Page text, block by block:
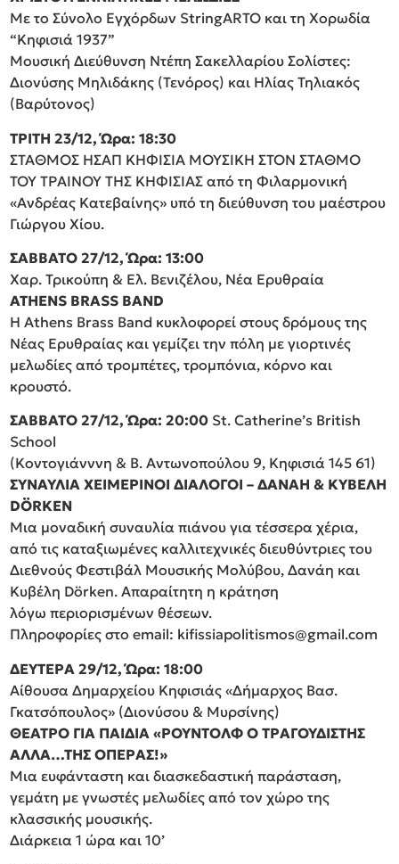
Με το Σύνολο Εγχόρδων StringARTO και τη Χορωδία
“Κηφισιά 1937”
Μουσική Διεύθυνση Ντέπη Σακελλαρίου Σολίστες:
Διονύσης Μηλιδάκης (Τενόρος) και Ηλίας Τηλιακός
(Βαρύτονος)
ΤΡΙΤΗ 23/12, Ώρα: 18:30
ΣΤΑΘΜΟΣ ΗΣΑΠ ΚΗΦΙΣΙΑ ΜΟΥΣΙΚΗ ΣΤΟΝ ΣΤΑΘΜΟ
ΤΟΥ ΤΡΑΙΝΟΥ ΤΗΣ ΚΗΦΙΣΙΑΣ από τη Φιλαρμονική
«Ανδρέας Κατεβαίνης» υπό τη διεύθυνση του μαέστρου
Γιώργου Χίου.
ΣΑΒΒΑΤΟ 27/12, Ώρα: 13:00
Χαρ. Τρικούπη & Ελ. Βενιζέλου, Νέα Ερυθραία
ATHENS BRASS BAND
Η Athens Brass Band κυκλοφορεί στους δρόμους της
Νέας Ερυθραίας και γεμίζει την πόλη με γιορτινές
μελωδίες από τρομπέτες, τρομπόνια, κόρνο και
κρουστό.
ΣΑΒΒΑΤΟ 27/12, Ώρα: 20:00 St. Catherine’s British
School
(Κοντογιάνννη & Β. Αντωνοπούλου 9, Κηφισιά 145 61)
ΣΥΝΑΥΛΙΑ ΧΕΙΜΕΡΙΝΟΙ ΔΙΑΛΟΓΟΙ – ΔΑΝΑΗ & ΚΥΒΕΛΗ
DÖRKEN
Μια μοναδική συναυλία πιάνου για τέσσερα χέρια,
από τις καταξιωμένες καλλιτεχνικές διευθύντριες του
Διεθνούς Φεστιβάλ Μουσικής Μολύβου, Δανάη και
Κυβέλη Dörken. Απαραίτητη η κράτηση
λόγω περιορισμένων θέσεων.
Πληροφορίες στο email: kifissiapolitismos@gmail.com
ΔΕΥΤΕΡΑ 29/12, Ώρα: 18:00
Αίθουσα Δημαρχείου Κηφισιάς «Δήμαρχος Βασ.
Γκατσόπουλος» (Διονύσου & Μυρσίνης)
ΘΕΑΤΡΟ ΓΙΑ ΠΑΙΔΙΑ «ΡΟΥΝΤΟΛΦ Ο ΤΡΑΓΟΥΔΙΣΤΗΣ
ΑΛΛΑ…ΤΗΣ ΟΠΕΡΑΣ!»
Μια ευφάνταστη και διασκεδαστική παράσταση,
γεμάτη με γνωστές μελωδίες από τον χώρο της
κλασσικής μουσικής.
Διάρκεια 1 ώρα και 10’